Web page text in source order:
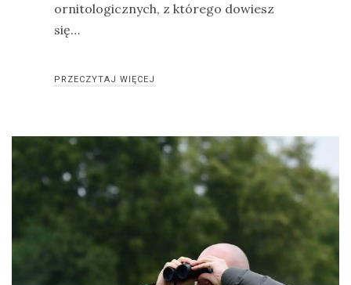
ornitologicznych, z którego dowiesz
się…
PRZECZYTAJ WIĘCEJ